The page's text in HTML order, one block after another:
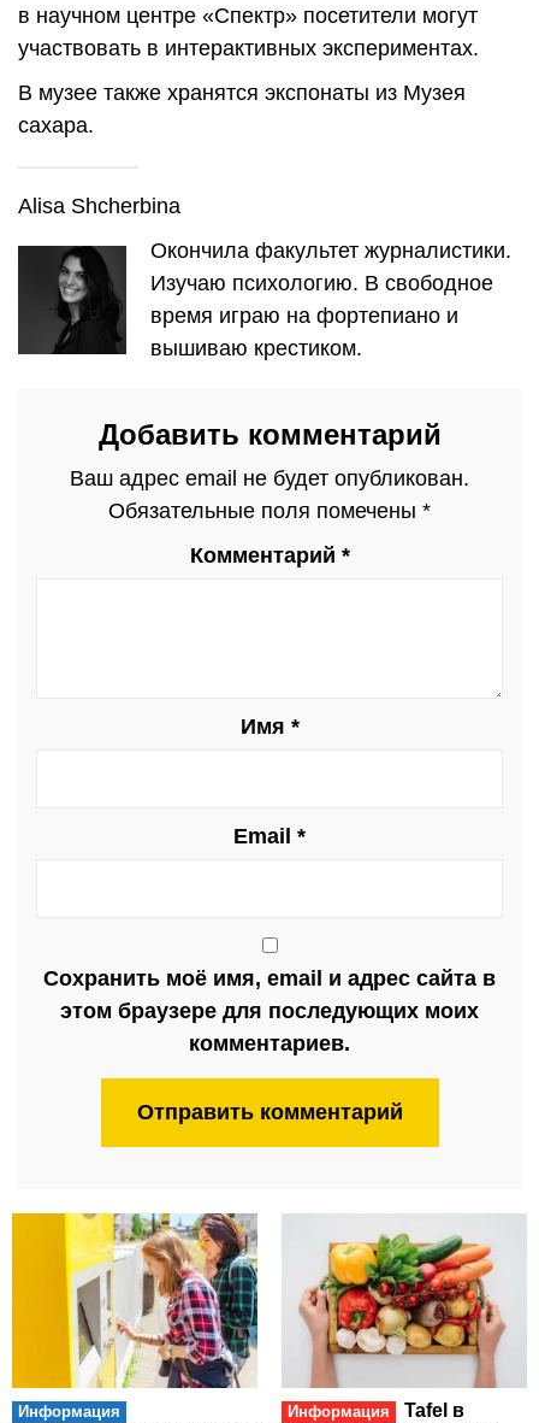
в научном центре «Спектр» посетители могут
участвовать в интерактивных экспериментах.
В музее также хранятся экспонаты из Музея
сахара.
Alisa Shcherbina
Окончила факультет журналистики.
Изучаю психологию. В свободное
время играю на фортепиано и
вышиваю крестиком.
Добавить комментарий
Ваш адрес email не будет опубликован.
Обязательные поля помечены *
Комментарий *
Имя *
Email *
Сохранить моё имя, email и адрес сайта в
этом браузере для последующих моих
комментариев.
Информация Информация
Tafel в